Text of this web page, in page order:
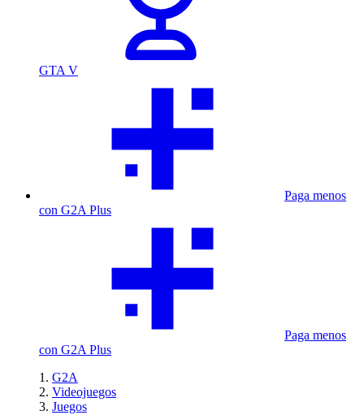
GTA V
Paga menos
con G2A Plus
Paga menos
con G2A Plus
G2A
Videojuegos
Juegos